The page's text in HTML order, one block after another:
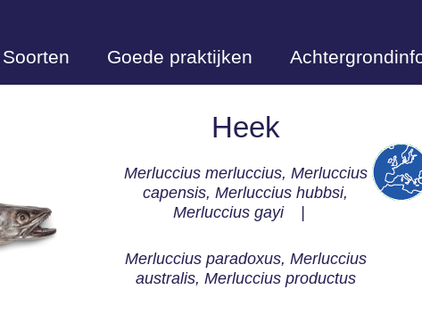
Soorten Goede praktijken
Heek
Merluccius merluccius, Merluccius
capensis, Merluccius hubbsi,
Merluccius gayi
Merluccius paradoxus, Merluccius
australis, Merluccius productus